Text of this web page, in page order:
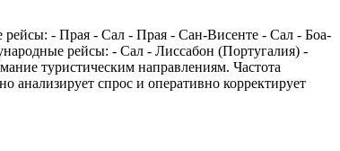
рейсы: - Прая - Сал - Прая - Сан-Висенте - Сал - Боа-
рейсы: - Сал - Лиссабон (Португалия) -
туристическим направлениям. Частота
анализирует спрос и оперативно корректирует